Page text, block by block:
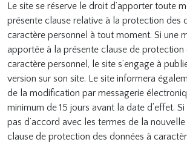
Le site se réserve le droit d’apporter toute
présente clause relative à la protection des
caractère personnel à tout moment. Si une
apportée à la présente clause de protection
caractère personnel, le site s’engage à
version sur son site. Le site informera
de la modification par messagerie
minimum de 15 jours avant la date d’effet. Si
pas d’accord avec les termes de la
clause de protection des données à